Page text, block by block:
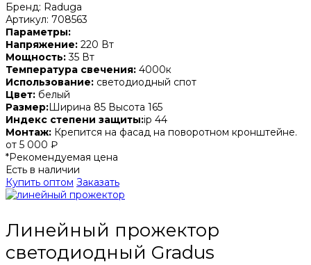
Бренд: Raduga
Артикул: 708563
Параметры:
Напряжение: 220 Вт
Мощность:35 Вт
Температура свечения: 4000к
Использование: светодиодный спот
Цвет: белый
Размер:Ширина 85 Высота 165
Индекс степени защиты:ip 44
Монтаж: Крепится на фасад на поворотном кронштейне.
от 5 000 ₽
*Рекомендуемая цена
Есть в наличии
Купить оптом Заказать
Линейный прожектор
светодиодный Gradus